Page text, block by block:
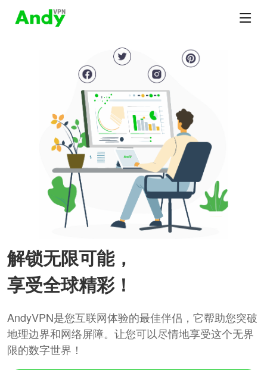
解锁无限可能，
享受全球精彩！
AndyVPN是您互联网体验的最佳伴侣，它帮助您突破
地理边界和网络屏障。让您可以尽情地享受这个无界
限的数字世界！